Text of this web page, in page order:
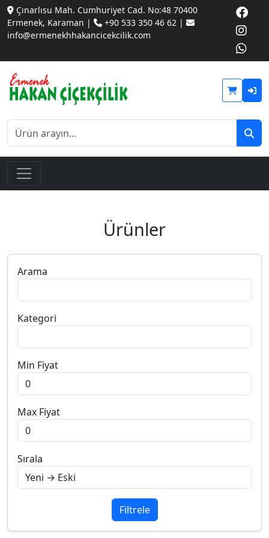
Çınarlısu Mah. Cumhuriyet Cad. No:48 70400
Ermenek, Karaman |
+90 533 350 46 62 |
info@ermenekhhakancicekcilik.com
Ürünler
Arama
Kategori
Min Fiyat
Max Fiyat
Sırala
Filtrele